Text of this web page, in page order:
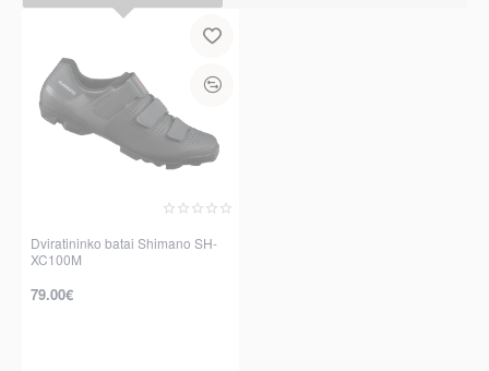
Dviratininko batai Shimano SH-
XC100M
79.00€